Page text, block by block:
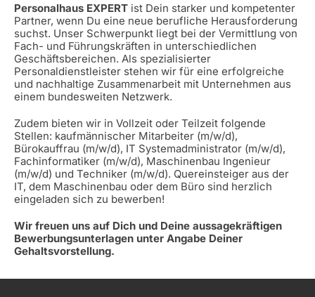
Personalhaus EXPERT ist Dein starker und kompetenter
Partner, wenn Du eine neue berufliche Herausforderung
suchst. Unser Schwerpunkt liegt bei der Vermittlung von
Fach- und Führungskräften in unterschiedlichen
Geschäftsbereichen. Als spezialisierter
Personaldienstleister stehen wir für eine erfolgreiche
und nachhaltige Zusammenarbeit mit Unternehmen aus
einem bundesweiten Netzwerk.
Zudem bieten wir in Vollzeit oder Teilzeit folgende
Stellen: kaufmännischer Mitarbeiter (m/w/d),
Bürokauffrau (m/w/d), IT Systemadministrator (m/w/d),
Fachinformatiker (m/w/d), Maschinenbau Ingenieur
(m/w/d) und Techniker (m/w/d). Quereinsteiger aus der
IT, dem Maschinenbau oder dem Büro sind herzlich
eingeladen sich zu bewerben!
Wir freuen uns auf Dich und Deine aussagekräftigen
Bewerbungsunterlagen unter Angabe Deiner
Gehaltsvorstellung.